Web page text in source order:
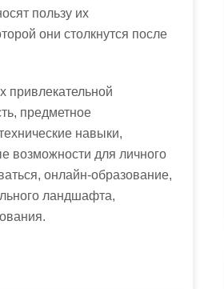
пользу их
они столкнутся после
привлекательной
предметное
навыки,
возможности для личного
онлайн-образование,
ландшафта,